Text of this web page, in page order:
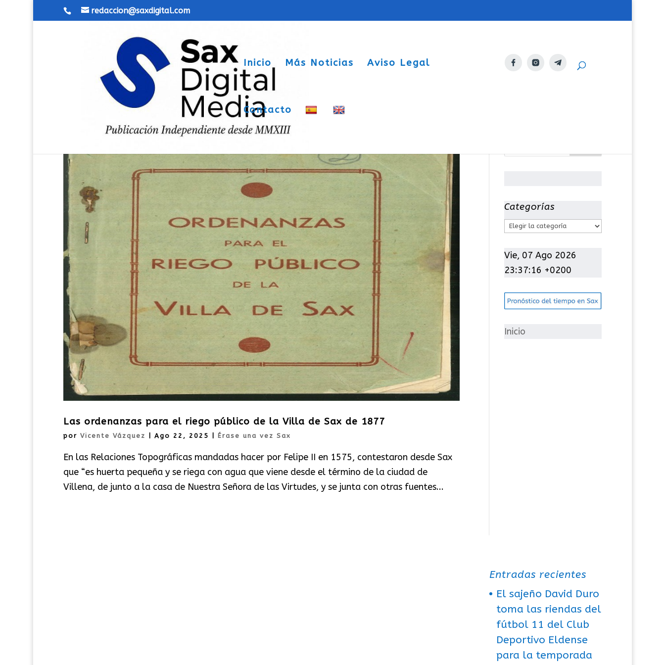
redaccion@saxdigital.com
Inicio Más Noticias Aviso Legal
Contacto
Las ordenanzas para el riego público de la Villa de Sax de 1877
por Vicente Vázquez Ago 22, 2025 Érase una vez Sax
En las Relaciones Topográficas mandadas hacer por Felipe II en 1575, contestaron desde Sax
que “es huerta pequeña y se riega con agua que viene desde el término de la ciudad de
Villena, de junto a la casa de Nuestra Señora de las Virtudes, y se junta con otras fuentes...
Categorías
C
t
e
o
í
Vie, 07 Ago 2026
23:37:17 +0200
Inicio
Entradas recientes
El sajeño David Duro
toma las riendas del
fútbol 11 del Club
Deportivo Eldense
para la temporada